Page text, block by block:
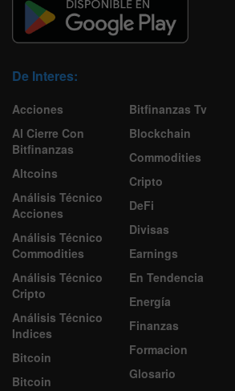
De Interes:
Acciones
Al Cierre Con
Bitfinanzas
Altcoins
Análisis Técnico
Acciones
Análisis Técnico
Commodities
Análisis Técnico
Cripto
Análisis Técnico
Indices
Bitcoin
Bitcoin
Bitfinanzas Tv
Blockchain
Commodities
Cripto
DeFi
Divisas
Earnings
En Tendencia
Energía
Finanzas
Formacion
Glosario